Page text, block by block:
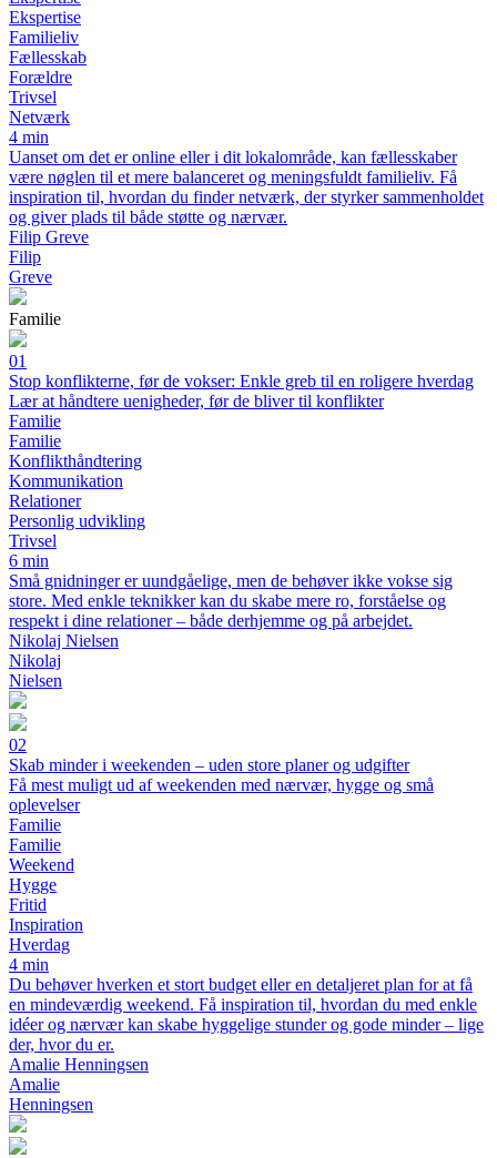
Ekspertise
Familieliv
Fællesskab
Forældre
Trivsel
Netværk
4 min
Uanset om det er online eller i dit lokalområde, kan fællesskaber
være nøglen til et mere balanceret og meningsfuldt familieliv. Få
inspiration til, hvordan du finder netværk, der styrker sammenholdet
og giver plads til både støtte og nærvær.
Filip Greve
Filip
Greve
Familie
01
Stop konflikterne, før de vokser: Enkle greb til en roligere hverdag
Lær at håndtere uenigheder, før de bliver til konflikter
Familie
Familie
Konflikthåndtering
Kommunikation
Relationer
Personlig udvikling
Trivsel
6 min
Små gnidninger er uundgåelige, men de behøver ikke vokse sig
store. Med enkle teknikker kan du skabe mere ro, forståelse og
respekt i dine relationer – både derhjemme og på arbejdet.
Nikolaj Nielsen
Nikolaj
Nielsen
02
Skab minder i weekenden – uden store planer og udgifter
Få mest muligt ud af weekenden med nærvær, hygge og små
oplevelser
Familie
Familie
Weekend
Hygge
Fritid
Inspiration
Hverdag
4 min
Du behøver hverken et stort budget eller en detaljeret plan for at få
en mindeværdig weekend. Få inspiration til, hvordan du med enkle
idéer og nærvær kan skabe hyggelige stunder og gode minder – lige
der, hvor du er.
Amalie Henningsen
Amalie
Henningsen